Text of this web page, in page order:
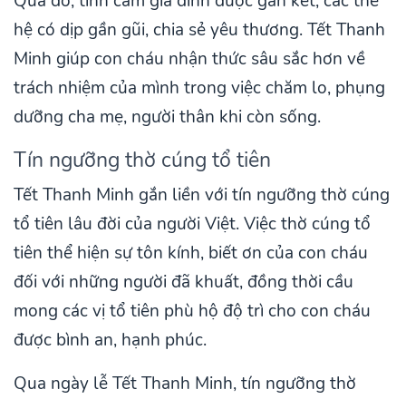
hệ có dịp gần gũi, chia sẻ yêu thương. Tết Thanh
Minh giúp con cháu nhận thức sâu sắc hơn về
trách nhiệm của mình trong việc chăm lo, phụng
dưỡng cha mẹ, người thân khi còn sống.
Tín ngưỡng thờ cúng tổ tiên
Tết Thanh Minh gắn liền với tín ngưỡng thờ cúng
tổ tiên lâu đời của người Việt. Việc thờ cúng tổ
tiên thể hiện sự tôn kính, biết ơn của con cháu
đối với những người đã khuất, đồng thời cầu
mong các vị tổ tiên phù hộ độ trì cho con cháu
được bình an, hạnh phúc.
Qua ngày lễ Tết Thanh Minh, tín ngưỡng thờ